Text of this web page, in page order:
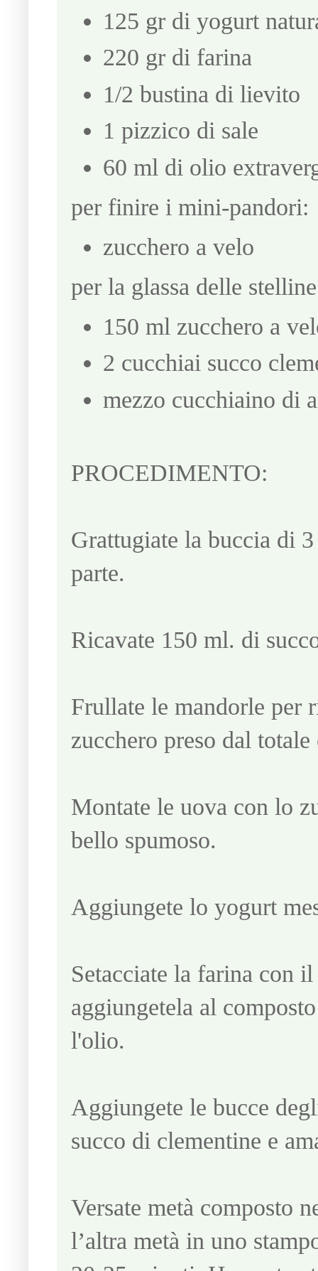
125 gr di yogurt
220 gr di farina
1/2 bustina di lievito
1 pizzico di sale
60 ml di olio
per finire i mini-pandori:
zucchero a velo
per la glassa delle
150 ml zucchero a
2 cucchiai succo
mezzo cucchiaino di
PROCEDIMENTO:
Grattugiate la buccia di
parte.
Ricavate 150 ml. di
Frullate le mandorle per
zucchero preso dal totale
Montate le uova con lo
bello spumoso.
Aggiungete lo yogurt
Setacciate la farina con
aggiungetela al
l'olio.
Aggiungete le bucce
succo di clementine e
Versate metà composto
l’altra metà in uno